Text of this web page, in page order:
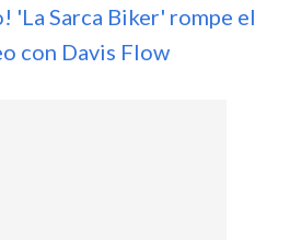
'La Sarca Biker' rompe el
con Davis Flow